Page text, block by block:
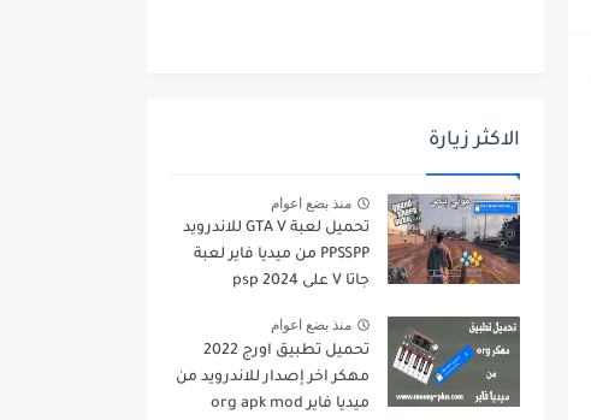
الاكثر زيارة
منذ بضع اعوام
تحميل لعبة GTA V للاندرويد
PPSSPP من ميديا فاير لعبة
جاتا V على psp 2024
منذ بضع اعوام
تحميل تطبيق اورج 2022
مهكر اخر إصدار للاندرويد من
ميديا فاير org apk mod